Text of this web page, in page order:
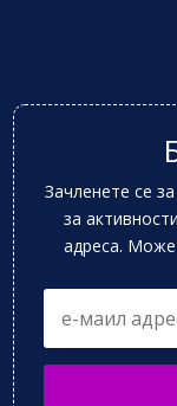
Зачленете се
за
адреса.